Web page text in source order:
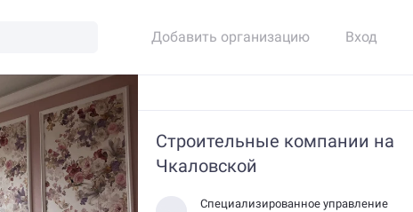
Добавить организацию Вход
Строительные компании на
Чкаловской
Специализированное управление